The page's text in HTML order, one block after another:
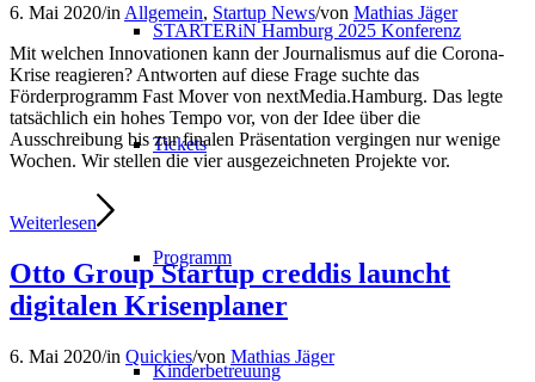
STARTERiN Hamburg 2025 Konferenz
Tickets
Programm
Kinderbetreuung
6. Mai 2020/in Allgemein, Startup News/von Mathias Jäger
Mit welchen Innovationen kann der Journalismus auf die Corona-
Krise reagieren? Antworten auf diese Frage suchte das
Förderprogramm Fast Mover von nextMedia.Hamburg. Das legte
tatsächlich ein hohes Tempo vor, von der Idee über die
Ausschreibung bis zur finalen Präsentation vergingen nur wenige
Wochen. Wir stellen die vier ausgezeichneten Projekte vor.
Weiterlesen
Otto Group Startup creddis launcht
digitalen Krisenplaner
6. Mai 2020/in Quickies/von Mathias Jäger